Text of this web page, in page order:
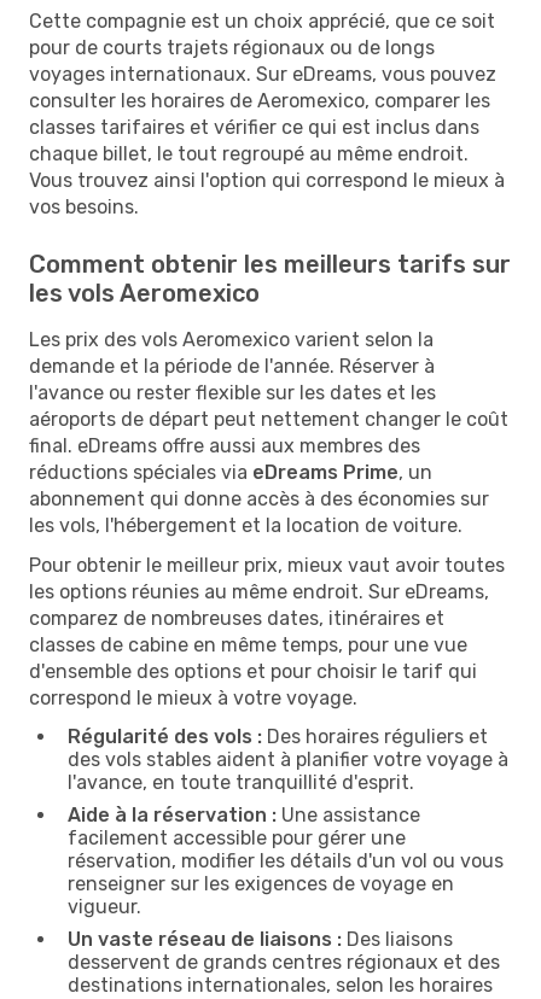
Cette compagnie est un choix apprécié, que ce soit
pour de courts trajets régionaux ou de longs
voyages internationaux. Sur eDreams, vous pouvez
consulter les horaires de Aeromexico, comparer les
classes tarifaires et vérifier ce qui est inclus dans
chaque billet, le tout regroupé au même endroit.
Vous trouvez ainsi l'option qui correspond le mieux à
vos besoins.
Comment obtenir les meilleurs tarifs sur
les vols Aeromexico
Les prix des vols Aeromexico varient selon la
demande et la période de l'année. Réserver à
l'avance ou rester flexible sur les dates et les
aéroports de départ peut nettement changer le coût
final. eDreams offre aussi aux membres des
réductions spéciales via eDreams Prime, un
abonnement qui donne accès à des économies sur
les vols, l'hébergement et la location de voiture.
Pour obtenir le meilleur prix, mieux vaut avoir toutes
les options réunies au même endroit. Sur eDreams,
comparez de nombreuses dates, itinéraires et
classes de cabine en même temps, pour une vue
d'ensemble des options et pour choisir le tarif qui
correspond le mieux à votre voyage.
Régularité des vols : Des horaires réguliers et
des vols stables aident à planifier votre voyage à
l'avance, en toute tranquillité d'esprit.
Aide à la réservation : Une assistance
facilement accessible pour gérer une
réservation, modifier les détails d'un vol ou vous
renseigner sur les exigences de voyage en
vigueur.
Un vaste réseau de liaisons : Des liaisons
desservent de grands centres régionaux et des
destinations internationales, selon les horaires